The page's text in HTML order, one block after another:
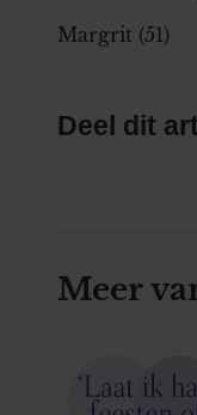
Margrit (51)
Deel dit
Meer